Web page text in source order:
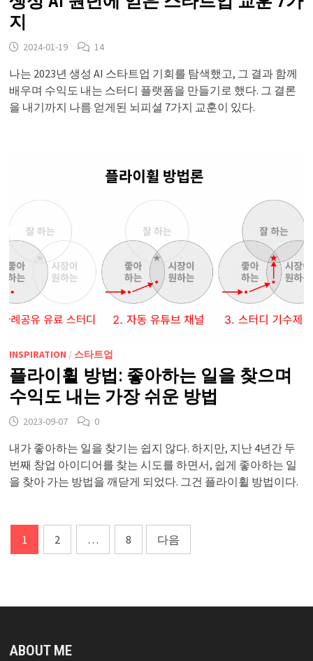
지
2024-01-19 14
나는 2023년 생성 AI 스타트업 기회를 탐색했고, 그 결과 함께
배우며 수익도 내는 스터디 플랫폼을 만들기로 했다. 그 결론
을 내기까지 나름 얻게된 뇌피셜 7가지 교훈이 있다.
INSPIRATION / 스타트업
플라이휠 방법: 좋아하는 일을 찾으며
수익도 내는 가장 쉬운 방법
2023-09-07 0
내가 좋아하는 일을 찾기는 쉽지 않다. 하지만, 지난 4년간 두
번째 창업 아이디어를 찾는 시도를 하면서, 쉽게 좋아하는 일
을 찾아 가는 방법을 깨닫게 되었다. 그건 플라이휠 방법이다.
글
매
1 2 … 8 다음
ABOUT ME